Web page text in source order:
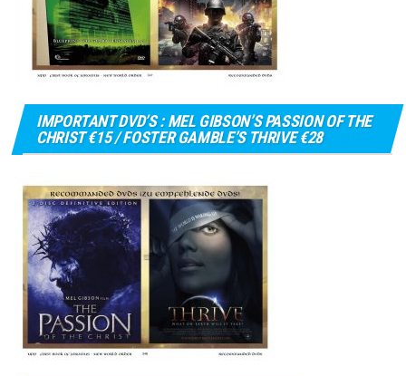
IMPORTANT DVD’S : MEL GIBSON’S PASSION OF THE
CHRIST €15 / FOSTER GAMBLE’S THRIVE €28